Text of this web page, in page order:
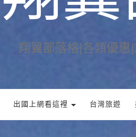
翔翼部落格|各類優
出國上網看這裡 台灣旅遊